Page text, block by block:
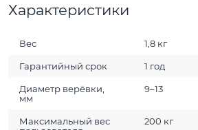
Характеристики
Вес 1,8 кг
Гарантийный срок 1 год
Диаметр верёвки,
мм
9–13
Максимальный вес
200 кг